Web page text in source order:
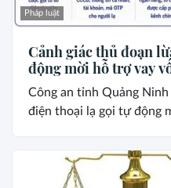
Pháp luật
Cảnh giác thủ đoạn
động mời hỗ trợ vay
Công an tỉnh Quảng
điện thoại lạ gọi tự động